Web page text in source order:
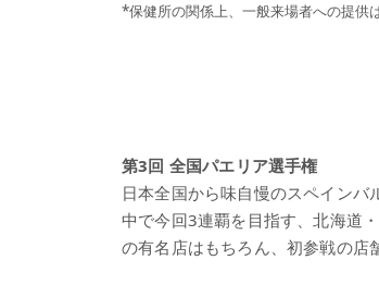
*保健所の関係上、一般来場者への提供
第3回 全国パエリア選手権
日本全国から味自慢のスペイン
中で今回3連覇を目指す、北海道
の有名店はもちろん、初参戦の店